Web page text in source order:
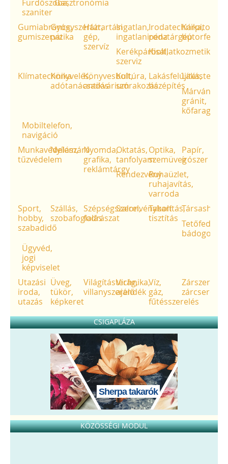
Fürdőszoba,
szaniter
Gasztronómia
Gumiabroncs,
gumiszerviz
Gyógyszertár,
patika
Háztartási
gép,
szervíz
Ingatlan,
ingatlaniroda
Irodatechnika,
pénztárgép
Kárpitos,
Kerékpárbolt,
szerviz
Kisállatkozmetika
KlímatechnikaKönyvelés,
adótanácsadás
Könyvesbolt,
antikvárium
Kultúra,
szórakozás
Lakásfelújítás,
házépítés
Lakástextil
Márvány,
gránit,
kőfaragás
Mobiltelefon,
navigáció
Munkavédelem,
tűzvédelem
NyílászáróNyomda,
grafika,
reklámtárgy
Oktatás,
tanfolyam
Optika,
szemüveg
Papír,
írószer
RendezvényRuhaüzlet,
ruhajavítás,
varroda
Sport,
hobby,
szabadidő
Szállás,
szobafoglalás
Szépségszalon,
fodrászat
Szerelvénybolt
Takarítás,
tisztítás Tetőfedő,
bádogos
Ügyvéd,
jogi
képviselet
Utazási
iroda,
utazás
Üveg,
tükör,
képkeret
Világítástechnika,
villanyszerelő
Virág,
ajándék
Víz,
gáz,
fűtésszerelés
Zárszerviz,
zárcsere
CSIGAPLÁZA
Sherpa takarók
KÖZÖSSÉGI MODUL